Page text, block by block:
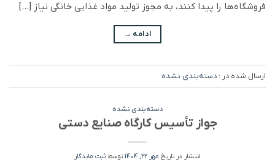
فروشگاه‌ها را پیدا کنند، به مجوز تولید مواد غذایی خانگی نیاز […]
ادامه →
ارسال شده در : دسته‌بندی نشده
دسته‌بندی نشده
جواز تأسیس کارگاه صنایع دستی
انتشار در تاریخ مهر 22, 1404 توسط ثبت ماندگار